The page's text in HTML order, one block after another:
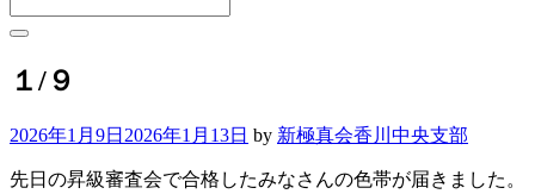
１/９
2026年1月9日 2026年1月13日 by 新極真会香川中央支部
先日の昇級審査会で合格したみなさんの色帯が届きました。